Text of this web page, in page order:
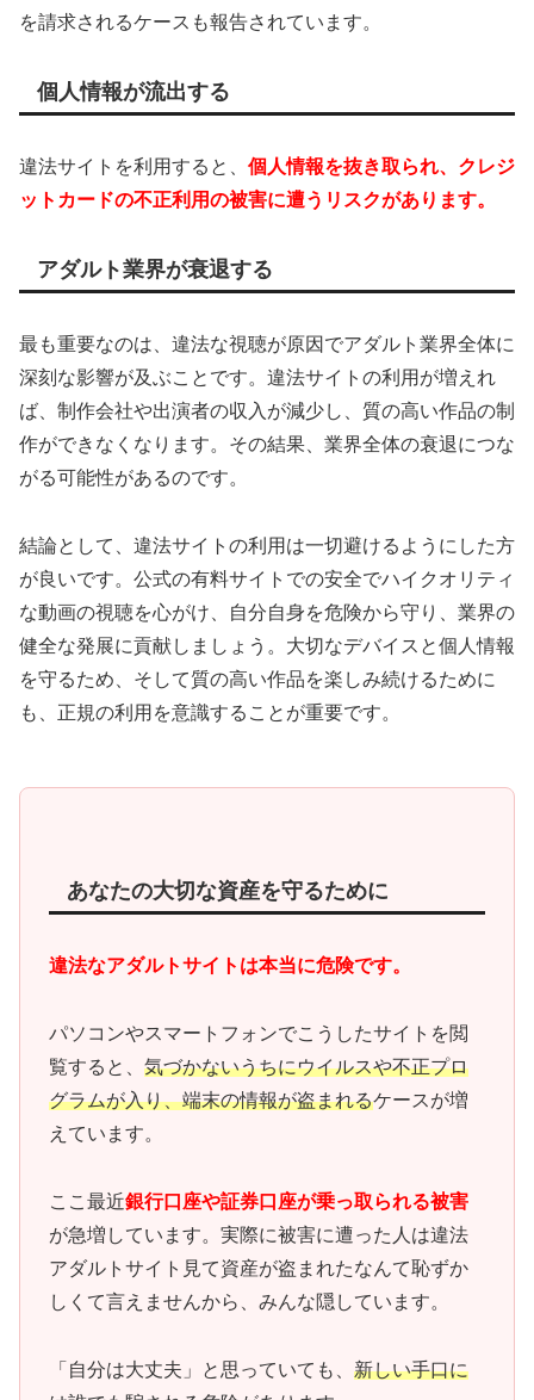
を請求されるケースも報告されています。
個人情報が流出する
違法サイトを利用すると、 個人情報を抜き取られ、クレジ
ットカードの不正利用の被害に遭うリスクがあります。
アダルト業界が衰退する
最も重要なのは、違法な視聴が原因でアダルト業界全体に
深刻な影響が及ぶことです。違法サイトの利用が増えれ
ば、制作会社や出演者の収入が減少し、質の高い作品の制
作ができなくなります。その結果、業界全体の衰退につな
がる可能性があるのです。
結論として、違法サイトの利用は一切避けるようにした方
が良いです。公式の有料サイトでの安全でハイクオリティ
な動画の視聴を心がけ、自分自身を危険から守り、業界の
健全な発展に貢献しましょう。大切なデバイスと個人情報
を守るため、そして質の高い作品を楽しみ続けるために
も、正規の利用を意識することが重要です。
あなたの大切な資産を守るために
違法なアダルトサイトは本当に危険です。
パソコンやスマートフォンでこうしたサイトを閲
覧すると、 気づかないうちにウイルスや不正プロ
グラムが入り、端末の情報が盗まれるケースが増
えています。
ここ最近銀行口座や証券口座が乗っ取られる被害
が急増しています。実際に被害に遭った人は違法
アダルトサイト見て資産が盗まれたなんて恥ずか
しくて言えませんから、みんな隠しています。
「自分は大丈夫」と思っていても、 新しい手口に